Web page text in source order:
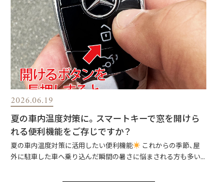
2026.06.19
夏の車内温度対策に。スマートキーで窓を開けら
れる便利機能をご存じですか？
夏の車内温度対策に活用したい便利機能
これからの季節、屋
外に駐車した車へ乗り込んだ瞬間の暑さに悩まされる方も多い...